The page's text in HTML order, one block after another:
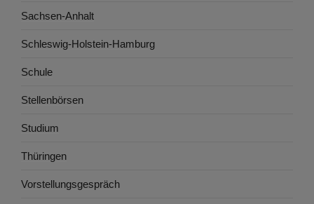
Sachsen-Anhalt
Schleswig-Holstein-Hamburg
Schule
Stellenbörsen
Studium
Thüringen
Vorstellungsgespräch